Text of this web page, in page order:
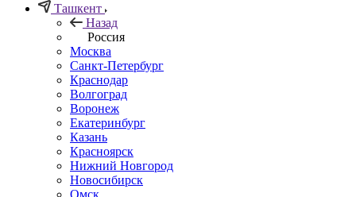
Ташкент
Назад
Россия
Москва
Санкт-Петербург
Краснодар
Волгоград
Воронеж
Екатеринбург
Казань
Красноярск
Нижний Новгород
Новосибирск
Омск